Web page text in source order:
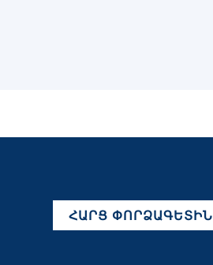
ՀԱՐՑ ՓՈՐՁԱԳԵՏԻՆ